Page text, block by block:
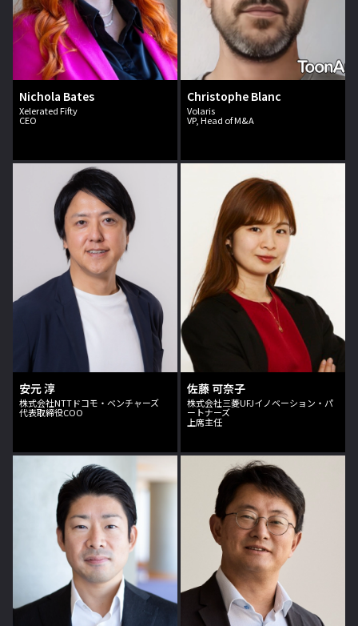
Nichola Bates
Xelerated Fifty
CEO
Christophe Blanc
Volaris
VP, Head of M&A
安元 淳
株式会社NTTドコモ・ベンチャーズ
代表取締役COO
佐藤 可奈子
株式会社三菱UFJイノベーション・パ
ートナーズ
上席主任